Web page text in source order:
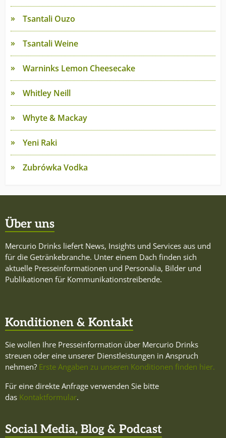
Tsantali Ouzo
Tsantali Weine
Warninks Lemon Cheesecake
Whitley Neill
Whyte & Mackay
Yeni Raki
Zubrówka Vodka
Über uns
Mercurio Drinks liefert News, Insights und Services aus und
für die Getränkebranche. Unter einem Dach finden sich
aktuelle Presseinformationen und Personalia, Bilder und
Publikationen für Kommunikationstreibende.
Konditionen & Kontakt
Sie wollen Ihre Presseinformation über Mercurio Drinks
streuen oder eine unserer Dienstleistungen in Anspruch
nehmen? Erste Angaben zu unseren Konditionen finden hier.
Für eine direkte Anfrage verwenden Sie bitte
das Kontaktformular.
Social Media, Blog & Podcast